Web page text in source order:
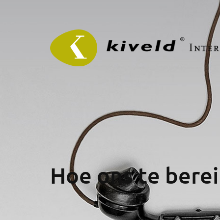
Hoe ons te